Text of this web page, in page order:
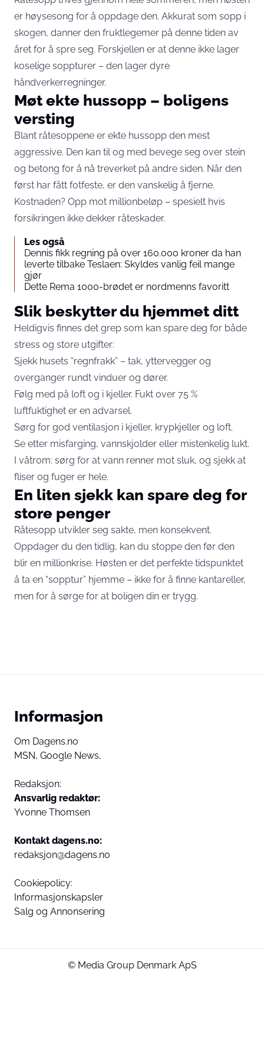
er høysesong for å oppdage den. Akkurat som sopp i
skogen, danner den fruktlegemer på denne tiden av
året for å spre seg. Forskjellen er at denne ikke lager
koselige soppturer – den lager dyre
håndverkerregninger.
Møt ekte hussopp – boligens
versting
Blant råtesoppene er ekte hussopp den mest
aggressive. Den kan til og med bevege seg over stein
og betong for å nå treverket på andre siden. Når den
først har fått fotfeste, er den vanskelig å fjerne.
Kostnaden? Opp mot millionbeløp – spesielt hvis
forsikringen ikke dekker råteskader.
Les også
Dennis fikk regning på over 160.000 kroner da han
leverte tilbake Teslaen: Skyldes vanlig feil mange
gjør
Dette Rema 1000-brødet er nordmenns favoritt
Slik beskytter du hjemmet ditt
Heldigvis finnes det grep som kan spare deg for både
stress og store utgifter:
Sjekk husets “regnfrakk” – tak, yttervegger og
overganger rundt vinduer og dører.
Følg med på loft og i kjeller. Fukt over 75 %
luftfuktighet er en advarsel.
Sørg for god ventilasjon i kjeller, krypkjeller og loft.
Se etter misfarging, vannskjolder eller mistenkelig lukt.
I våtrom: sørg for at vann renner mot sluk, og sjekk at
fliser og fuger er hele.
En liten sjekk kan spare deg for
store penger
Råtesopp utvikler seg sakte, men konsekvent.
Oppdager du den tidlig, kan du stoppe den før den
blir en millionkrise. Høsten er det perfekte tidspunktet
å ta en “sopptur” hjemme – ikke for å finne kantareller,
men for å sørge for at boligen din er trygg.
Informasjon
Om Dagens.no
MSN, Google News,
Redaksjon:
Ansvarlig redaktør:
Yvonne Thomsen
Kontakt dagens.no:
redaksjon@dagens.no
Cookiepolicy:
Informasjonskapsler
Salg og Annonsering
© Media Group Denmark ApS